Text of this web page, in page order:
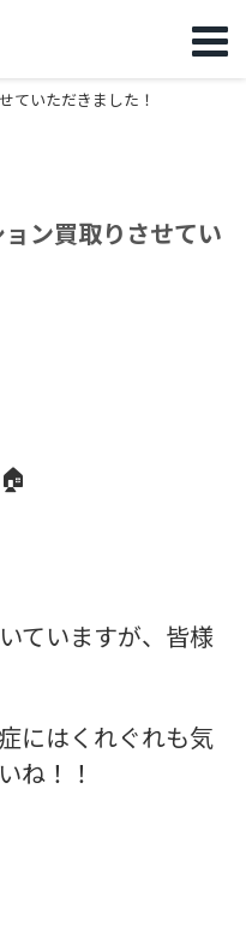
ていただきました！
ョン買取りさせてい
ていますが、皆様
にはくれぐれも気
ね！！